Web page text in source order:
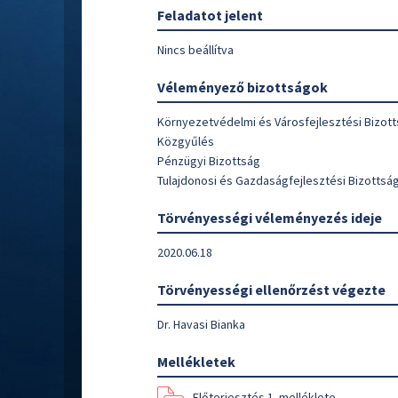
Feladatot jelent
Nincs beállítva
Véleményező bizottságok
Környezetvédelmi és Városfejlesztési
Közgyűlés
Pénzügyi Bizottság
Tulajdonosi és Gazdaságfejlesztési Bizottság
Törvényességi véleményezés ideje
2020.06.18
Törvényességi ellenőrzést végezte
Dr. Havasi Bianka
Mellékletek